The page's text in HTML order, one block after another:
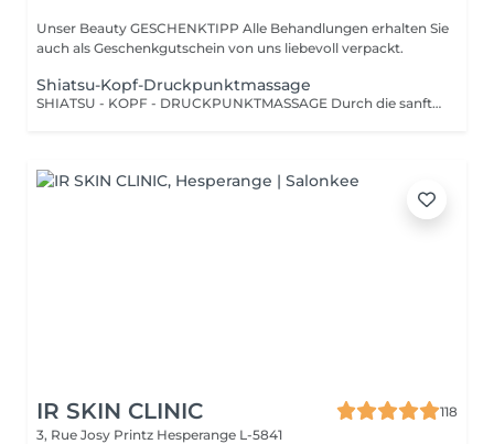
Unser Beauty GESCHENKTIPP Alle Behandlungen erhalten Sie
auch als Geschenkgutschein von uns liebevoll verpackt.
Shiatsu-Kopf-Druckpunktmassage
SHIATSU - KOPF - DRUCKPUNKTMASSAGE Durch die sanfte Stimulation bestimmter Druckpunkte und Energiebahnen werden Blockaden gelöst und der Energiefluss im Körper wiederhergestellt.
IR SKIN CLINIC
118
3, Rue Josy Printz Hesperange L-5841